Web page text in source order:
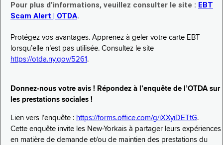
Pour plus d’informations, veuillez consulter le site : EBT
Scam Alert | OTDA.
Protégez vos avantages. Apprenez à geler votre carte EBT
lorsqu’elle n’est pas utilisée. Consultez le site
https://otda.ny.gov/5261 .
Donnez-nous votre avis ! Répondez à l’enquête de l’OTDA sur
les prestations sociales !
Lien vers l’enquête : https://forms.office.com/g/iXXyiDETtG.
Cette enquête invite les New-Yorkais à partager leurs expériences
en matière de demande et/ou de maintien des prestations du